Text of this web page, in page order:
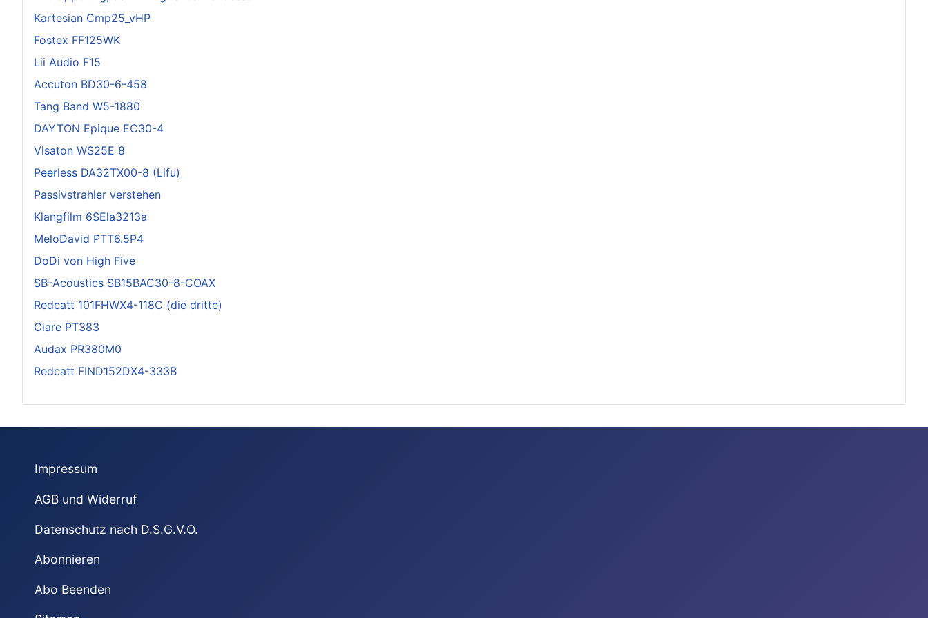
Kartesian Cmp25_vHP
Fostex FF125WK
Lii Audio F15
Accuton BD30-6-458
Tang Band W5-1880
DAYTON Epique EC30-4
Visaton WS25E 8
Peerless DA32TX00-8 (Lifu)
Passivstrahler verstehen
Klangfilm 6SEla3213a
MeloDavid PTT6.5P4
DoDi von High Five
SB-Acoustics SB15BAC30-8-COAX
Redcatt 101FHWX4-118C (die dritte)
Ciare PT383
Audax PR380M0
Redcatt FIND152DX4-333B
Impressum
AGB und Widerruf
Datenschutz nach D.S.G.V.O.
Abonnieren
Abo Beenden